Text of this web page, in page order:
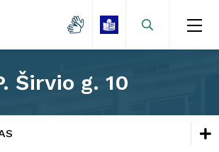
miestas
Širvio g. 10